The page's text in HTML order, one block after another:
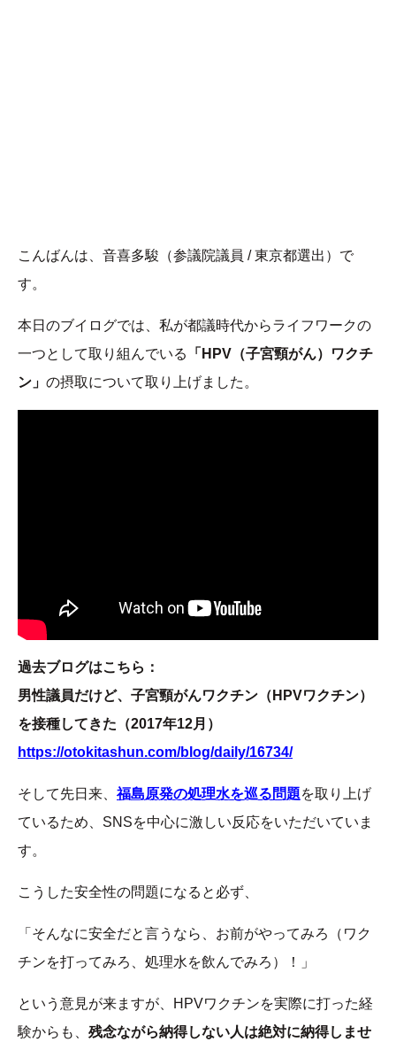
こんばんは、音喜多駿（参議院議員 / 東京都選出）で
す。
本日のブイログでは、私が都議時代からライフワークの
一つとして取り組んでいる
「HPV（子宮頸がん）ワクチ
ン」 の摂取について取り上げました。
過去ブログはこちら：
男性議員だけど、子宮頸がんワクチン（HPVワクチン）
を接種してきた（2017年12月）
https://otokitashun.com/blog/daily/16734/
そして先日来、福島原発の処理水を巡る問題を取り上げ
ているため、SNSを中心に激しい反応をいただいていま
す。
こうした安全性の問題になると必ず、
「そんなに安全だと言うなら、お前がやってみろ（ワク
チンを打ってみろ、処理水を飲んでみろ）！」
という意見が来ますが、HPVワクチンを実際に打った経
験からも、 残念ながら納得しない人は絶対に納得しませ